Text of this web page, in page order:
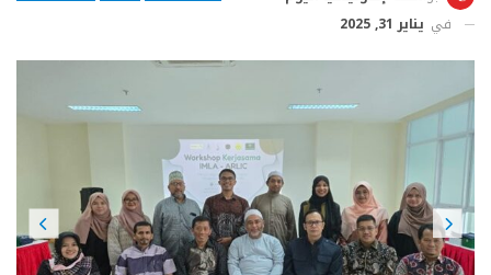
في يناير 31, 2025
Previous Next